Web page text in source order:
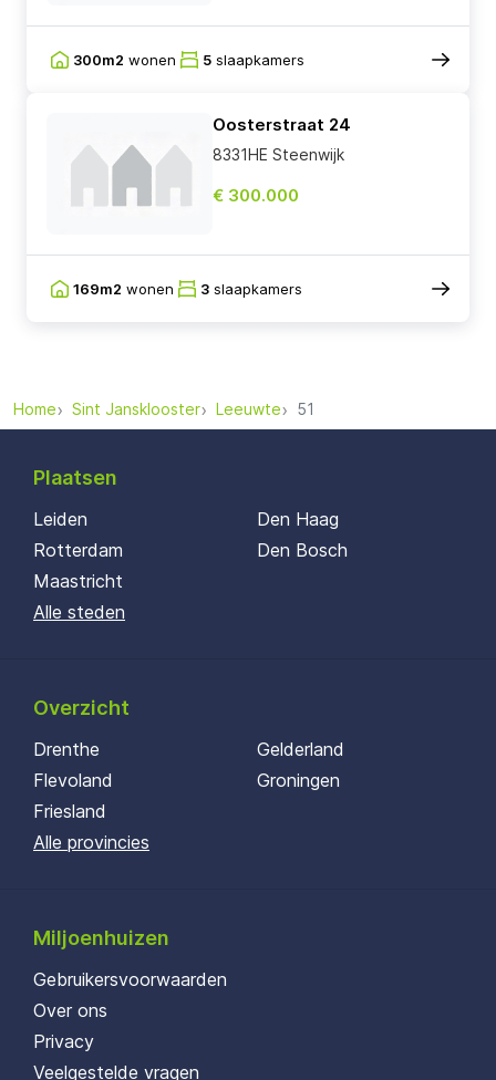
300m2 wonen 5 slaapkamers
Oosterstraat 24
8331HE Steenwijk
€ 300.000
169m2 wonen 3 slaapkamers
Home Sint Jansklooster Leeuwte 51
Plaatsen
Leiden
Rotterdam
Maastricht
Den Haag
Den Bosch
Alle steden
Overzicht
Drenthe
Flevoland
Friesland
Gelderland
Groningen
Alle provincies
Miljoenhuizen
Gebruikersvoorwaarden
Over ons
Privacy
Veelgestelde vragen